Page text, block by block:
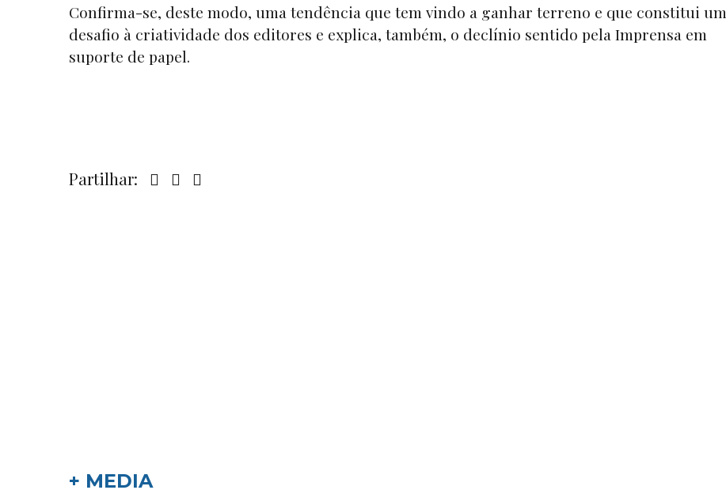
Confirma-se, deste modo, uma tendência que tem vindo a ganhar terreno e que constitui um
desafio à criatividade dos editores e explica, também, o declínio sentido pela Imprensa em
suporte de papel.
Partilhar:
+ MEDIA